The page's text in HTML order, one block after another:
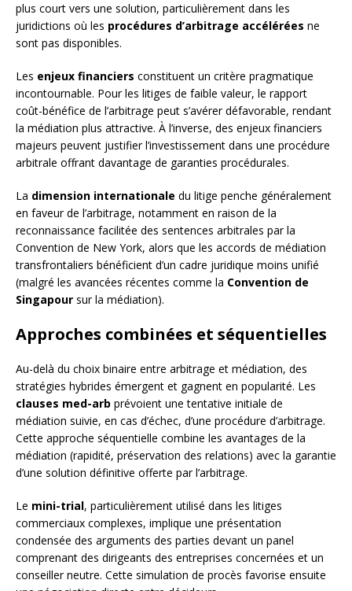
plus court vers une solution, particulièrement dans les
juridictions où les procédures d’arbitrage accélérées ne
sont pas disponibles.
Les enjeux financiers constituent un critère pragmatique
incontournable. Pour les litiges de faible valeur, le rapport
coût-bénéfice de l’arbitrage peut s’avérer défavorable, rendant
la médiation plus attractive. À l’inverse, des enjeux financiers
majeurs peuvent justifier l’investissement dans une procédure
arbitrale offrant davantage de garanties procédurales.
La dimension internationale du litige penche généralement
en faveur de l’arbitrage, notamment en raison de la
reconnaissance facilitée des sentences arbitrales par la
Convention de New York, alors que les accords de médiation
transfrontaliers bénéficient d’un cadre juridique moins unifié
(malgré les avancées récentes comme la Convention de
Singapour sur la médiation).
Approches combinées et séquentielles
Au-delà du choix binaire entre arbitrage et médiation, des
stratégies hybrides émergent et gagnent en popularité. Les
clauses med-arb prévoient une tentative initiale de
médiation suivie, en cas d’échec, d’une procédure d’arbitrage.
Cette approche séquentielle combine les avantages de la
médiation (rapidité, préservation des relations) avec la garantie
d’une solution définitive offerte par l’arbitrage.
Le mini-trial, particulièrement utilisé dans les litiges
commerciaux complexes, implique une présentation
condensée des arguments des parties devant un panel
comprenant des dirigeants des entreprises concernées et un
conseiller neutre. Cette simulation de procès favorise ensuite